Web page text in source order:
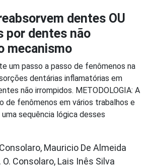
dentes OU
por dentes não
mecanismo
um passo a passo de fenômenos na
dentárias inflamatórias em
não irrompidos. METODOLOGIA: A
de fenômenos em vários trabalhos e
sequência lógica desses
Mauricio De Almeida
Consolaro, Lais Inês Silva